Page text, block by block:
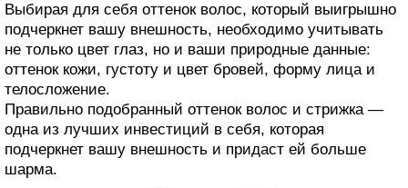
Выбирая для себя оттенок волос, который выигрышно
подчеркнет вашу внешность, необходимо учитывать
не только цвет глаз, но и ваши природные данные:
оттенок кожи, густоту и цвет бровей, форму лица и
телосложение.
Правильно подобранный оттенок волос и стрижка —
одна из лучших инвестиций в себя, которая
подчеркнет вашу внешность и придаст ей больше
шарма.